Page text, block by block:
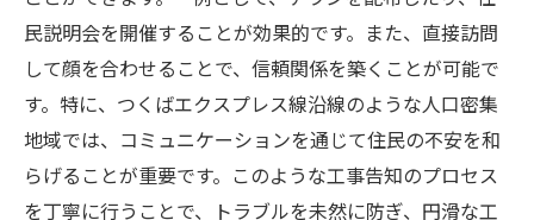
民説明会を開催することが効果的です。また、直接訪問
して顔を合わせることで、信頼関係を築くことが可能で
す。特に、つくばエクスプレス線沿線のような人口密集
地域では、コミュニケーションを通じて住民の不安を和
らげることが重要です。このような工事告知のプロセス
を丁寧に行うことで、トラブルを未然に防ぎ、円滑な工